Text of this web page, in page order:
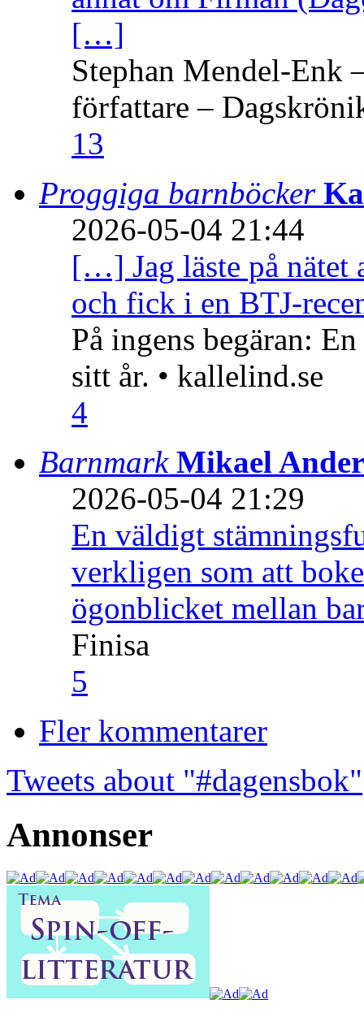
[…]
Stephan Mendel-Enk
författare –
13
Proggiga barnböcker
2026-05-04 21:44
[…] Jag läste på nätet
och fick i en BTJ-
På ingens begäran:
sitt år. • kallelind.se
4
Barnmark Mikael
2026-05-04 21:29
En väldigt
verkligen som att
ögonblicket mellan
Finisa
5
Fler kommentarer
Tweets about "#dagensbok"
Annonser